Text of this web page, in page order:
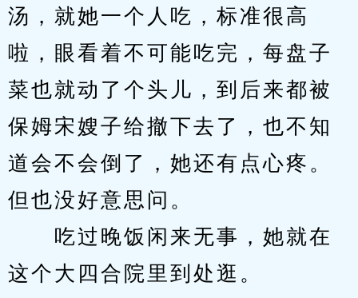
汤，就她一个人吃，标准很高
啦，眼看着不可能吃完，每盘子
菜也就动了个头儿，到后来都被
保姆宋嫂子给撤下去了，也不知
道会不会倒了，她还有点心疼。
但也没好意思问。
吃过晚饭闲来无事，她就在
这个大四合院里到处逛。